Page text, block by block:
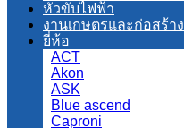
หัวขับไฟฟ้า
งานเกษตรและก่อสร้าง
ยี่ห้อ
ACT
Akon
ASK
Blue ascend
Caproni